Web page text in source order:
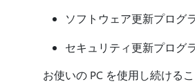
ソフトウェア更新プログ
セキュリティ更新プログ
お使いの PC を使用し続ける